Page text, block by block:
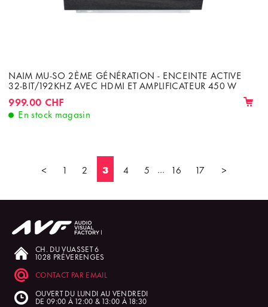
NAIM MU-SO 2ÈME GÉNÉRATION - ENCEINTE ACTIVE
32-BIT/192KHZ AVEC HDMI ET AMPLIFICATEUR 450 W
999.00 CHF
En stock magasin
< 1 2 3 4 5 ... 16 17 >
CH. DU VUASSET 6
1028 PRÉVERENGES
CONTACT PAR EMAIL
OUVERT DU LUNDI AU VENDREDI
DE 09:00 À 12:00 & 13:00 À 18:30